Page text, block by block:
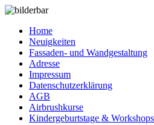
Home
Neuigkeiten
Fassaden- und Wandgestaltung
Adresse
Impressum
Datenschutzerklärung
AGB
Airbrushkurse
Kindergeburtstage & Workshops